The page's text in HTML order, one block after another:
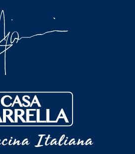
Italiana